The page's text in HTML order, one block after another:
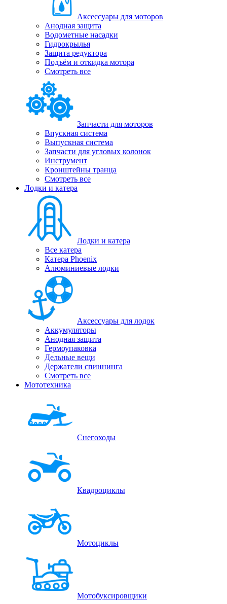
Аксессуары для моторов
Анодная защита
Водометные насадки
Гидрокрылья
Защита редуктора
Подъём и откидка мотора
Смотреть все
Запчасти для моторов
Впускная система
Выпускная система
Запчасти для угловых колонок
Инструмент
Кронштейны транца
Смотреть все
Лодки и катера
Лодки и катера
Все катера
Катера Phoenix
Алюминиевые лодки
Аксессуары для лодок
Аккумуляторы
Анодная защита
Гермоупаковка
Дельные вещи
Держатели спиннинга
Смотреть все
Мототехника
Снегоходы
Квадроциклы
Мотоциклы
Мотобуксировщики